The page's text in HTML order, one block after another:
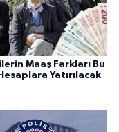
Maaş Farkları Bu
Yatırılacak